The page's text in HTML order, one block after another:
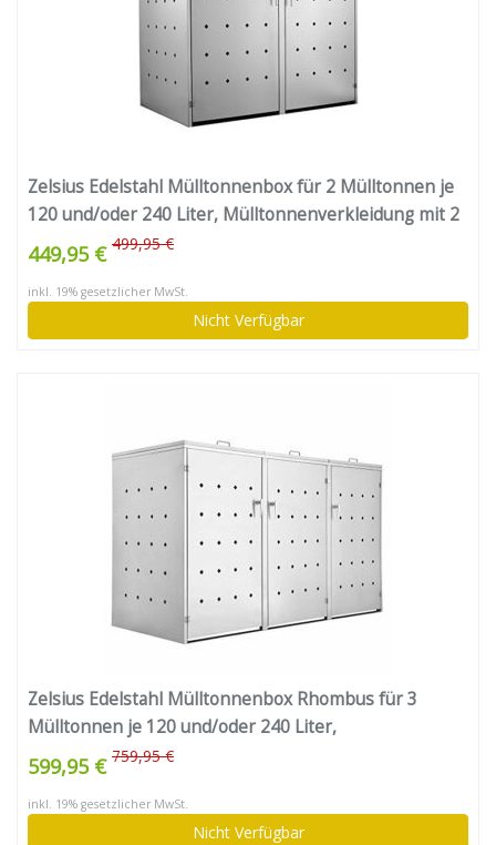
Zelsius Edelstahl Mülltonnenbox für 2 Mülltonnen je
120 und/oder 240 Liter, Mülltonnenverkleidung mit 2
Klappdeckel, Metall Müllbox, abschließbar
449,95 € 499,95 €
inkl. 19% gesetzlicher MwSt.
Nicht Verfügbar
Zelsius Edelstahl Mülltonnenbox Rhombus für 3
Mülltonnen je 120 und/oder 240 Liter,
Mülltonnenverkleidung mit 3 Klappdeckel, Metall
Müllbox, abschließbar
599,95 € 759,95 €
inkl. 19% gesetzlicher MwSt.
Nicht Verfügbar